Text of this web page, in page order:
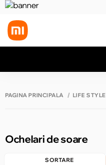
PAGINA PRINCIPALĂ LIFE STYLE
Ochelari de soare
SORTARE